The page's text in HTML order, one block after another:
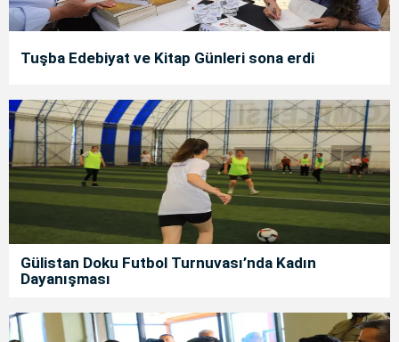
Tuşba Edebiyat ve Kitap Günleri sona erdi
Gülistan Doku Futbol Turnuvası’nda Kadın
Dayanışması